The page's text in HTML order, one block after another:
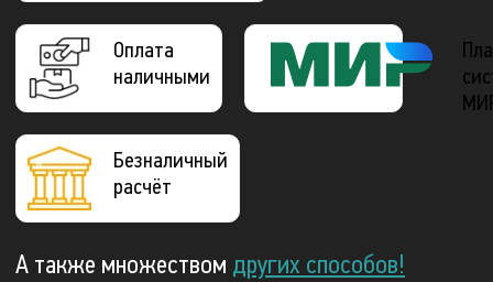
Оплата
наличными
Безналичный
расчёт
А также множеством других способов!